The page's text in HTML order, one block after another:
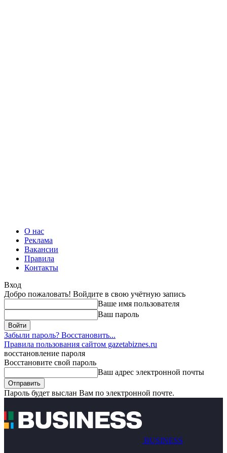
О нас
Реклама
Вакансии
Правила
Контакты
Вход
Добро пожаловать! Войдите в свою учётную запись
Ваше имя пользователя
Ваш пароль
Забыли пароль? Восстановить...
Правила пользования сайтом gazetabiznes.ru
восстановление пароля
Восстановите свой пароль
Ваш адрес электронной почты
Пароль будет выслан Вам по электронной почте.
BUSINESS